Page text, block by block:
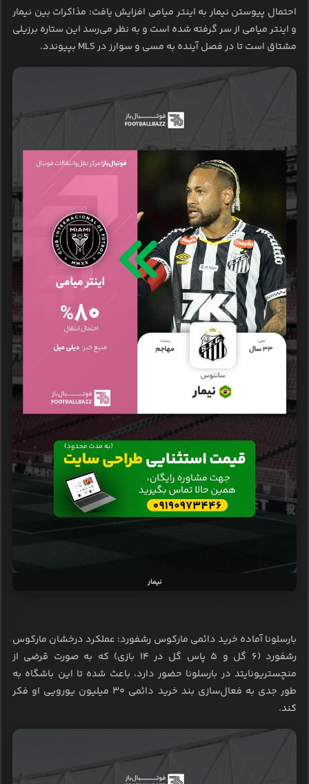
احتمال پیوستن نیمار به اینتر میامی افزایش یافت: مذاکرات بین نیمار
و اینتر میامی از سر گرفته شده است و به نظر می‌رسد این ستاره برزیلی
مشتاق است تا در فصل آینده به مسی و سوارز در MLS بپیوندد.
نیمار
بارسلونا آماده خرید دائمی مارکوس رشفورد: عملکرد درخشان مارکوس
رشفورد (۶ گل و ۵ پاس گل در ۱۴ بازی) که به صورت قرضی از
منچستریونایتد در بارسلونا حضور دارد، باعث شده تا این باشگاه به
طور جدی به فعال‌سازی بند خرید دائمی ۳۰ میلیون یورویی او فکر
کند.